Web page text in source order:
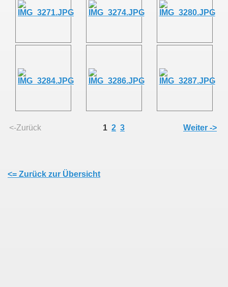
<-Zurück 1 2 3 Weiter ->
<= Zurück zur Übersicht